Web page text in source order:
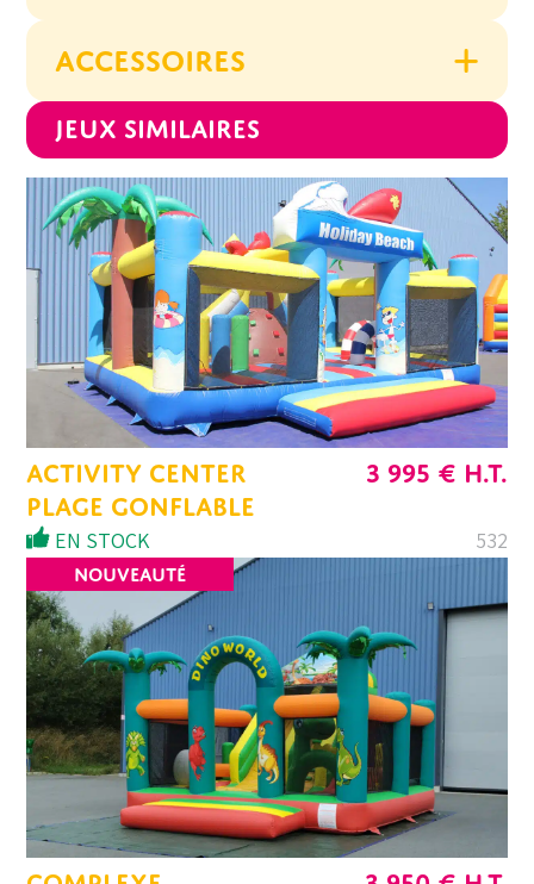
ACCESSOIRES
Jeux similaires
ACTIVITY CENTER
PLAGE GONFLABLE
3 995 € H.T.
EN STOCK 532
NOUVEAUTÉ